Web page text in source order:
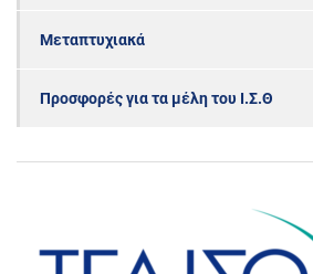
Μεταπτυχιακά
Προσφορές για τα μέλη του Ι.Σ.Θ